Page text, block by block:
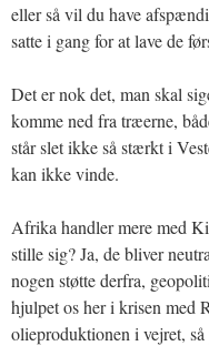
eller så vil du have
satte i gang for at lave de
Det er nok det, man skal
komme ned fra træerne,
står slet ikke så stærkt i
kan ikke vinde.
Afrika handler mere med
stille sig? Ja, de bliver
nogen støtte derfra,
hjulpet os her i krisen med
olieproduktionen i vejret,